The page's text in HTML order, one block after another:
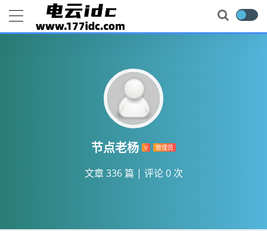
节点老杨 V 管理员
文章 336 篇 | 评论 0 次